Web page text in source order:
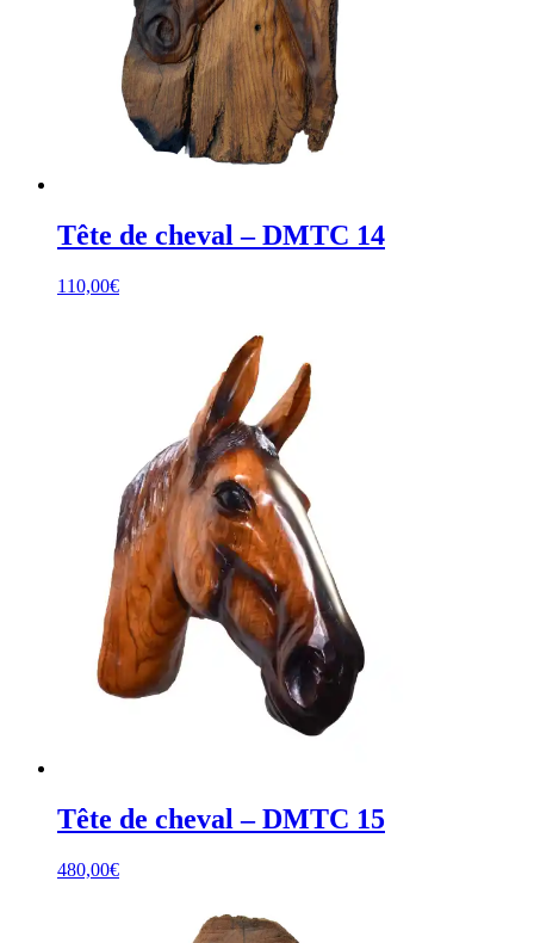
Tête de cheval – DMTC 14
110,00€
Tête de cheval – DMTC 15
480,00€